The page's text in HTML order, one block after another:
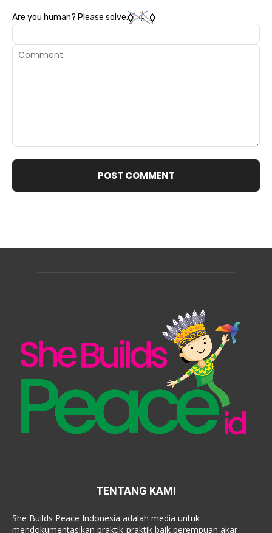
Are you human? Please solve:
TENTANG KAMI
She Builds Peace Indonesia adalah media untuk
mendokumentasikan praktik-praktik baik perempuan akar